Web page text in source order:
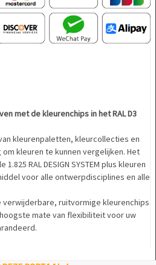
met de kleurenchips in het RAL D3
kleurenpaletten, kleurcollecties en
kleuren te kunnen vergelijken. Het
RAL DESIGN SYSTEM plus kleuren
voor alle ontwerpdisciplines en alle
ruitvormige kleurenchips
mate van flexibiliteit voor uw